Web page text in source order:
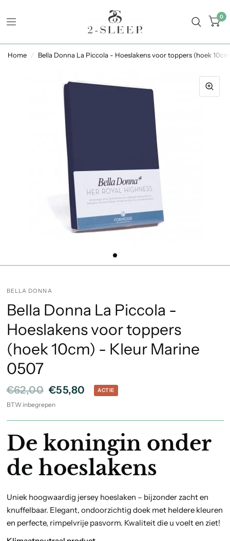
0
Home / Bella Donna La Piccola - Hoeslakens voor toppers (hoek
BELLA DONNA
Bella Donna La Piccola -
Hoeslakens voor toppers
(hoek 10cm) - Kleur Marine
0507
€62,00 €55,80 ACTIE
BTW inbegrepen
De koningin onder
de hoeslakens
Uniek hoogwaardig jersey hoeslaken – bijzonder zacht en
knuffelbaar. Elegant, ondoorzichtig doek met heldere kleuren
en perfecte, rimpelvrije pasvorm. Kwaliteit die u voelt en ziet!